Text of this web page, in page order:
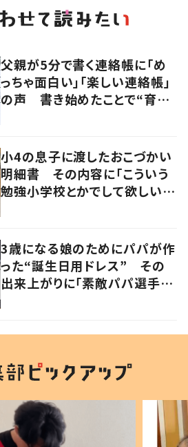
父親が5分で書く連絡帳に「め
っちゃ面白い」「楽しい連絡帳」
の声 書き始めたことで“育児
小4の息子に渡したおこづかい
明細書 その内容に「こういう
勉強小学校とかでして欲しい」
3歳になる娘のためにパパが作
った“誕生日用ドレス” その
出来上がりに「素敵パパ選手権